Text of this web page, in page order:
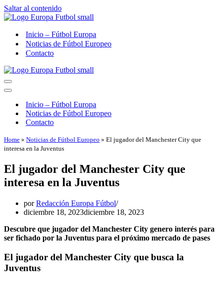
Saltar al contenido
Inicio – Fútbol Europa
Noticias de Fútbol Europeo
Contacto
Menú
de
Menú
navegaciónInicio – Fútbol Europa
Noticias de Fútbol Europeo
Contacto
Home » Noticias de Fútbol Europeo » El jugador del Manchester City que
interesa en la Juventus
El jugador del Manchester City que
interesa en la Juventus
porRedacción Europa Fútbol
diciembre 18, 2023diciembre 18, 2023
Descubre que jugador del Manchester City genero interés para
ser fichado por la Juventus para el próximo mercado de pases
El jugador del Manchester City que busca la
Juventus